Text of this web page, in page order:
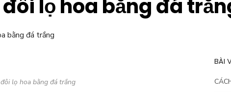
đôi lọ hoa bằng đá
đôi lọ hoa bằng đá trắng
BÀI